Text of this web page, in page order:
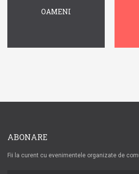
OAMENI
ABONARE
Fii la curent cu evenimentele organizate de